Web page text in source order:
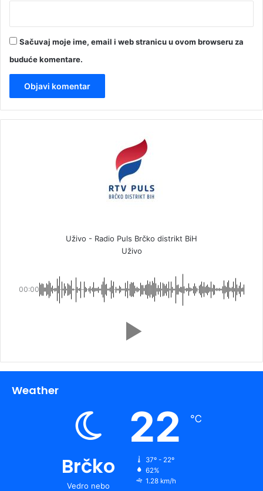
Sačuvaj moje ime, email i web stranicu u ovom browseru za
buduće komentare.
Uživo - Radio Puls Brčko distrikt BiH
Uživo
00:00
Weather
Brčko
Vedro nebo
22 ℃
37º - 22º
62%
1.28 km/h